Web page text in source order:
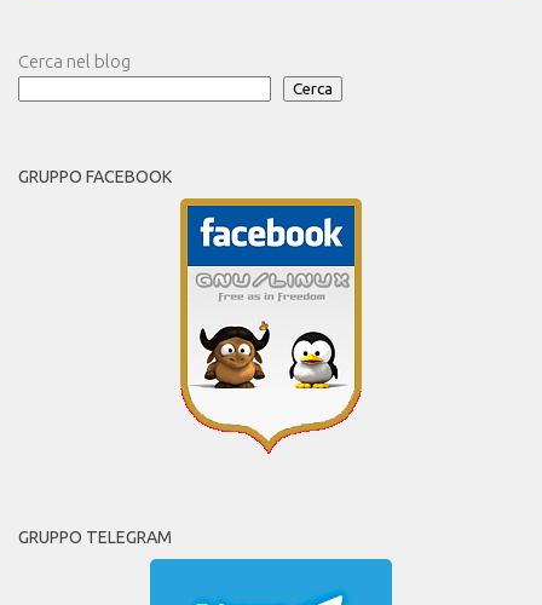
Cerca nel blog
Cerca
GRUPPO FACEBOOK
GRUPPO TELEGRAM